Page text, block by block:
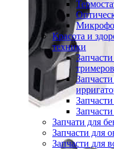
Красота и
техники
Запчати для
Запчасти для
Запчасти для